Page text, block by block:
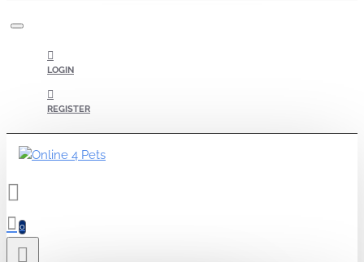
LOGIN
REGISTER
0